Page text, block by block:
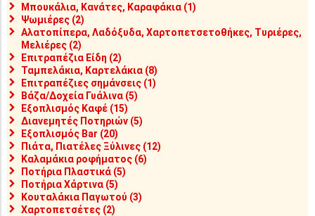
Μπουκάλια, Κανάτες, Καραφάκια (1)
Ψωμιέρες (2)
Αλατοπίπερα, Λαδόξυδα, Χαρτοπετσετοθήκες, Τυριέρες,
Μελιέρες (2)
Επιτραπέζια Είδη (2)
Ταμπελάκια, Καρτελάκια (8)
Επιτραπέζιες σημάνσεις (1)
Βάζα/Δοχεία Γυάλινα (5)
Εξοπλισμός Καφέ (15)
Διανεμητές Ποτηριών (5)
Εξοπλισμός Bar (20)
Πιάτα, Πιατέλες Ξύλινες (12)
Καλαμάκια ροφήματος (6)
Ποτήρια Πλαστικά (5)
Ποτήρια Χάρτινα (5)
Κουταλάκια Παγωτού (3)
Χαρτοπετσέτες (2)